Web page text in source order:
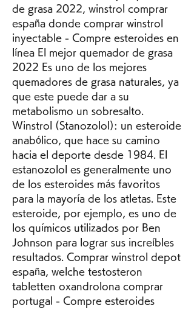
de grasa 2022, winstrol comprar
españa donde comprar winstrol
inyectable - Compre esteroides en
línea El mejor quemador de grasa
2022 Es uno de los mejores
quemadores de grasa naturales, ya
que este puede dar a su
metabolismo un sobresalto.
Winstrol (Stanozolol): un esteroide
anabólico, que hace su camino
hacia el deporte desde 1984. El
estanozolol es generalmente uno
de los esteroides más favoritos
para la mayoría de los atletas. Este
esteroide, por ejemplo, es uno de
los químicos utilizados por Ben
Johnson para lograr sus increíbles
resultados. Comprar winstrol depot
españa, welche testosteron
tabletten oxandrolona comprar
portugal - Compre esteroides